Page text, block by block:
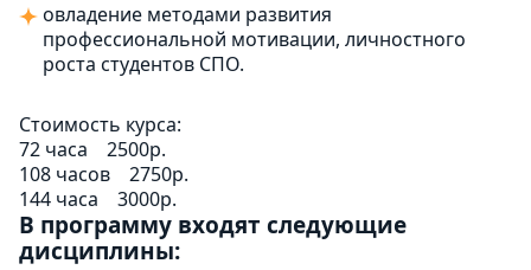
овладение методами развития
профессиональной мотивации, личностного
роста студентов СПО.
Стоимость курса:
72 часа
2500р.
108 часов
2750р.
144 часа
3000р.
В программу входят следующие
дисциплины: